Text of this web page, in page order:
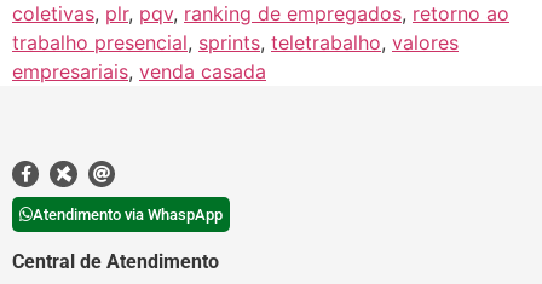
coletivas, plr, pqv, ranking de empregados, retorno ao
trabalho presencial, sprints, teletrabalho, valores
empresariais, venda casada
Atendimento via WhaspApp
Central de Atendimento